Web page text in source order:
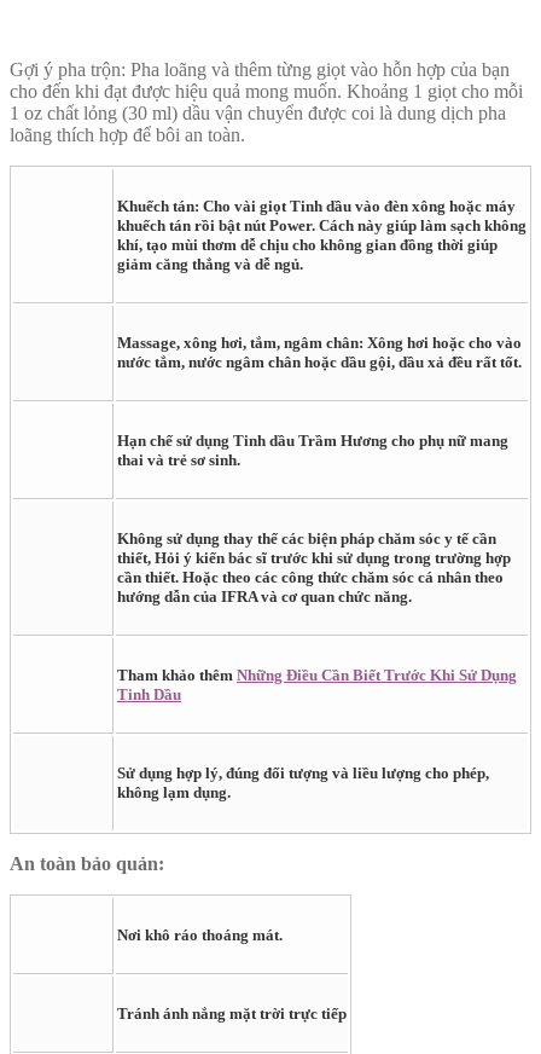
Gợi ý pha trộn: Pha loãng và thêm từng giọt vào hỗn hợp của bạn
cho đến khi đạt được hiệu quả mong muốn. Khoảng 1 giọt cho mỗi
1 oz chất lỏng (30 ml) dầu vận chuyển được coi là dung dịch pha
loãng thích hợp để bôi an toàn.
Khuếch tán: Cho vài giọt Tinh dầu vào đèn xông hoặc máy
khuếch tán rồi bật nút Power. Cách này giúp làm sạch không
khí, tạo mùi thơm dễ chịu cho không gian đồng thời giúp
giảm căng thẳng và dễ ngủ.
Massage, xông hơi, tắm, ngâm chân: Xông hơi hoặc cho vào
nước tắm, nước ngâm chân hoặc dầu gội, dầu xả đều rất tốt.
Hạn chế sử dụng Tinh dầu Trầm Hương cho phụ nữ mang
thai và trẻ sơ sinh.
Không sử dụng thay thế các biện pháp chăm sóc y tế cần
thiết, Hỏi ý kiến bác sĩ trước khi sử dụng trong trường hợp
cần thiết. Hoặc theo các công thức chăm sóc cá nhân theo
hướng dẫn của IFRAvà cơ quan chức năng.
Tham khảo thêm Những Điều Cần Biết Trước Khi Sử Dụng
Tinh Dầu
Sử dụng hợp lý, đúng đối tượng và liều lượng cho phép,
không lạm dụng.
An toàn bảo quản:
Nơi khô ráo thoáng mát.
Tránh ánh nắng mặt trời trực tiếp